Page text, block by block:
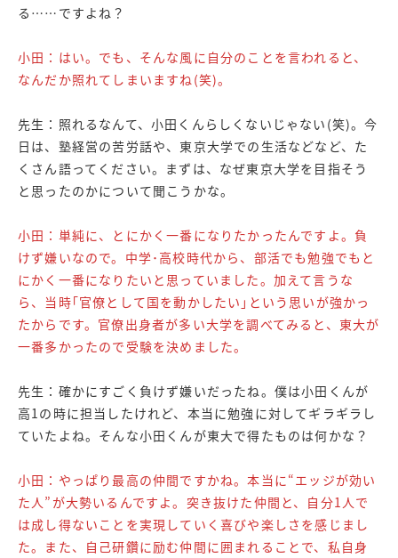
る……ですよね？
小田：はい。でも、そんな風に自分のことを言われると、
なんだか照れてしまいますね(笑)。
先生：照れるなんて、小田くんらしくないじゃない(笑)。今
日は、塾経営の苦労話や、東京大学での生活などなど、た
くさん語ってください。まずは、なぜ東京大学を目指そう
と思ったのかについて聞こうかな。
小田：単純に、とにかく一番になりたかったんですよ。負
けず嫌いなので。中学･高校時代から、部活でも勉強でもと
にかく一番になりたいと思っていました。加えて言うな
ら、当時｢官僚として国を動かしたい｣という思いが強かっ
たからです。官僚出身者が多い大学を調べてみると、東大が
一番多かったので受験を決めました。
先生：確かにすごく負けず嫌いだったね。僕は小田くんが
高1の時に担当したけれど、本当に勉強に対してギラギラし
ていたよね。そんな小田くんが東大で得たものは何かな？
小田：やっぱり最高の仲間ですかね。本当に“エッジが効い
た人”が大勢いるんですよ。突き抜けた仲間と、自分1人で
は成し得ないことを実現していく喜びや楽しさを感じまし
た。また、自己研鑽に励む仲間に囲まれることで、私自身